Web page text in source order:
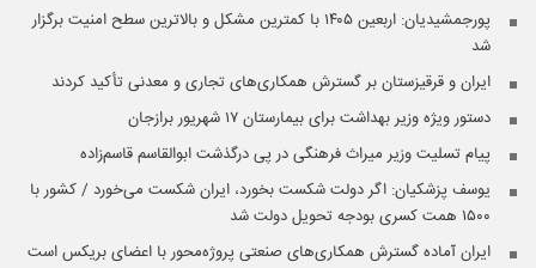
پورجمشیدیان: اربعین ۱۴۰۵ با کمترین مشکل و بالاترین سطح امنیت برگزار
شد
ایران و قرقیزستان بر گسترش همکاری‌های تجاری و معدنی تأکید کردند
دستور ویژه وزیر بهداشت برای بیمارستان ۱۷ شهریور برازجان
پیام تسلیت وزیر میراث فرهنگی در پی درگذشت ابوالقاسم قاسم‌زاده
یوسف پزشکیان: اگر دولت شکست بخورد، ایران شکست می‌خورد / کشور با
۱۵۰۰ همت کسری بودجه تحویل دولت شد
ایران آماده گسترش همکاری‌های صنعتی پروژه‌محور با اعضای بریکس است